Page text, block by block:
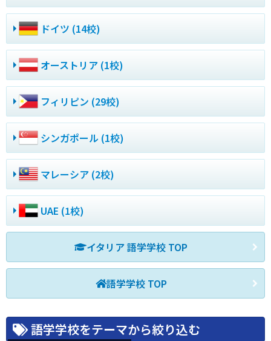
ドイツ (14校)
オーストリア (1校)
フィリピン (29校)
シンガポール (1校)
マレーシア (2校)
UAE (1校)
イタリア 語学学校 TOP
語学学校 TOP
語学学校をテーマから絞り込む